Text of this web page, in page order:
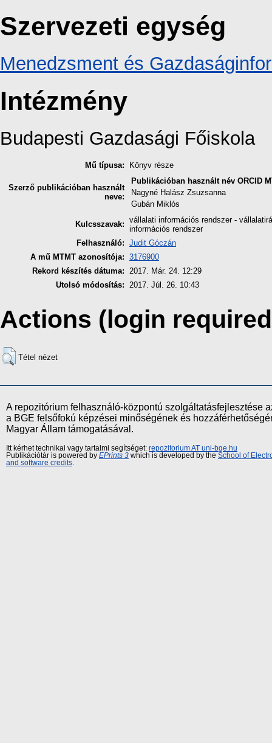
Szervezeti egység
Menedzsment és
Intézmény
Budapesti Gazdasági Főiskola
Mű típusa: Könyv része
Szerző publikációban használt
neve:
Publikációban használt név ORCID
Nagyné Halász Zsuzsanna
Gubán Miklós
Kulcsszavak: vállalati információs rendszer -
információs rendszer
Felhasználó: Judit Góczán
A mű MTMT azonosítója: 3176900
Rekord készítés dátuma:
2017. Már. 24. 12:29
Utolsó módosítás:
2017. Júl. 26. 10:43
Actions (login
Tétel nézet
A repozitórium felhasználó-központú szolgáltatásfejlesztése
a BGE felsőfokú képzései minőségének és
Magyar Állam támogatásával.
Itt kérhet technikai vagy tartalmi segítséget: repozitorium AT uni-bge.hu
Publikációtár is powered by EPrints 3 which is developed by the School of
and software credits